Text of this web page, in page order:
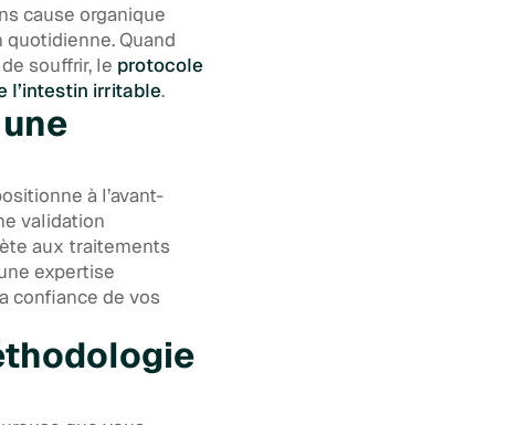
cause organique
Quand
souffrir, le protocole
l’intestin irritable.
à l’avant-
validation
aux traitements
expertise
confiance de vos